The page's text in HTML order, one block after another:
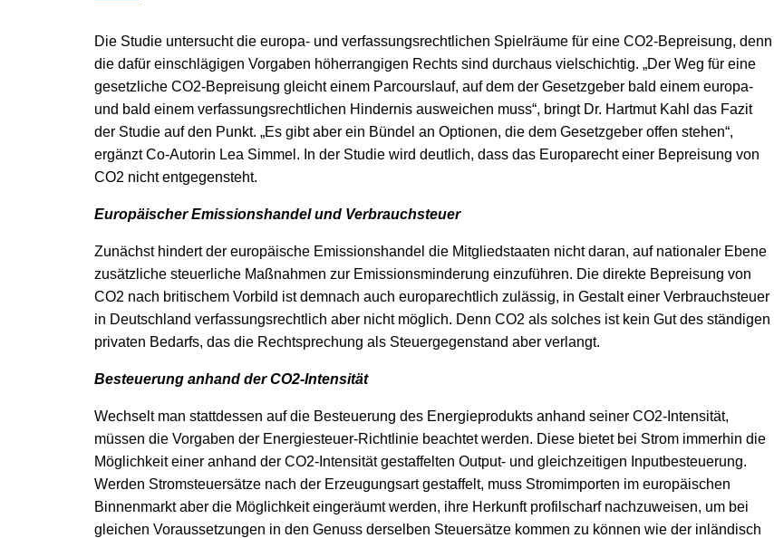
Die Studie untersucht die europa- und verfassungsrechtlichen Spielräume für eine CO2-Bepreisung, denn
die dafür einschlägigen Vorgaben höherrangigen Rechts sind durchaus vielschichtig. „Der Weg für eine
gesetzliche CO2-Bepreisung gleicht einem Parcourslauf, auf dem der Gesetzgeber bald einem europa-
und bald einem verfassungsrechtlichen Hindernis ausweichen muss“, bringt Dr. Hartmut Kahl das Fazit
der Studie auf den Punkt. „Es gibt aber ein Bündel an Optionen, die dem Gesetzgeber offen stehen“,
ergänzt Co-Autorin Lea Simmel. In der Studie wird deutlich, dass das Europarecht einer Bepreisung von
CO2 nicht entgegensteht.
Europäischer Emissionshandel und Verbrauchsteuer
Zunächst hindert der europäische Emissionshandel die Mitgliedstaaten nicht daran, auf nationaler Ebene
zusätzliche steuerliche Maßnahmen zur Emissionsminderung einzuführen. Die direkte Bepreisung von
CO2 nach britischem Vorbild ist demnach auch europarechtlich zulässig, in Gestalt einer Verbrauchsteuer
in Deutschland verfassungsrechtlich aber nicht möglich. Denn CO2 als solches ist kein Gut des ständigen
privaten Bedarfs, das die Rechtsprechung als Steuergegenstand aber verlangt.
Besteuerung anhand der CO2-Intensität
Wechselt man stattdessen auf die Besteuerung des Energieprodukts anhand seiner CO2-Intensität,
müssen die Vorgaben der Energiesteuer-Richtlinie beachtet werden. Diese bietet bei Strom immerhin die
Möglichkeit einer anhand der CO2-Intensität gestaffelten Output- und gleichzeitigen Inputbesteuerung.
Werden Stromsteuersätze nach der Erzeugungsart gestaffelt, muss Stromimporten im europäischen
Binnenmarkt aber die Möglichkeit eingeräumt werden, ihre Herkunft profilscharf nachzuweisen, um bei
gleichen Voraussetzungen in den Genuss derselben Steuersätze kommen zu können wie der inländisch